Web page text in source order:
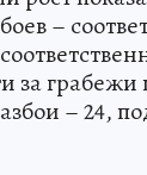
–
за грабежи
– 24,